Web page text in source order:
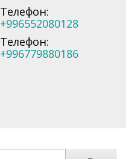
Телефон:
+996552080128
Телефон:
+996779880186